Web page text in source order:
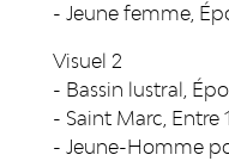
- Jeune femme,
Visuel 2
- Bassin lustral,
- Saint Marc, Entre
- Jeune-Homme